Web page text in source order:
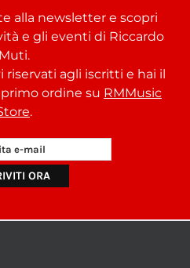
alla newsletter e scopri
e gli eventi di Riccardo
Muti.
riservati agli iscritti e hai il
ordine su RMMusic
.